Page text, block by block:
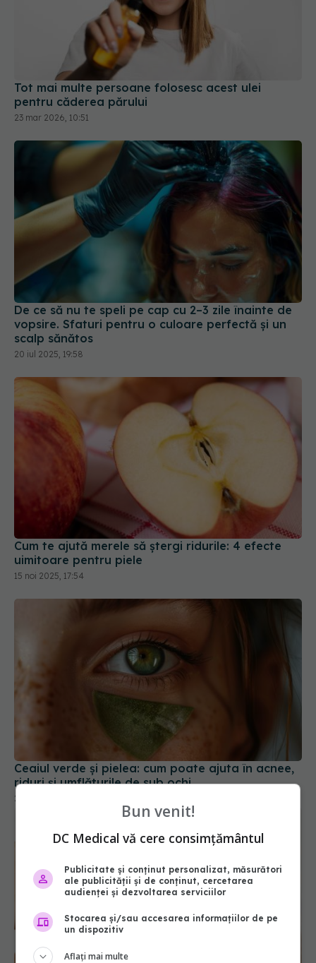
Tot mai multe persoane folosesc acest ulei
pentru căderea părului
23 mar 2026, 10:51
De ce să nu te speli pe cap cu 2–3 zile înainte de
vopsire. Sfaturi pentru o culoare perfectă și un
scalp sănătos
20 iul 2025, 19:58
Cum te ajută merele să ștergi ridurile: 4 efecte
uimitoare pentru piele
15 noi 2025, 17:54
Ceaiul verde și pielea: cum poate ajuta în acnee,
riduri și umflăturile de sub ochi
Trucul simplu care "șterge" pungile de sub ochi în
câteva minute
19 mar 2026, 15:04
Bun venit!
DC Medical vă cere consimțământul
Publicitate și conținut personalizat, măsurători
ale publicității și de conținut, cercetarea
audienței și dezvoltarea serviciilor
Stocarea și/sau accesarea informațiilor de pe
un dispozitiv
Aflați mai multe